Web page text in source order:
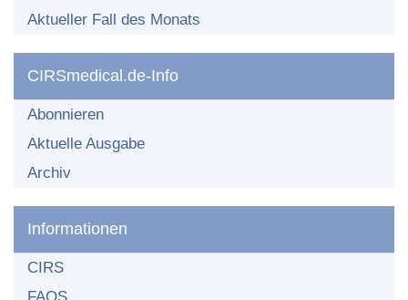
Aktueller Fall des Monats
CIRSmedical.de-Info
Abonnieren
Aktuelle Ausgabe
Archiv
Informationen
CIRS